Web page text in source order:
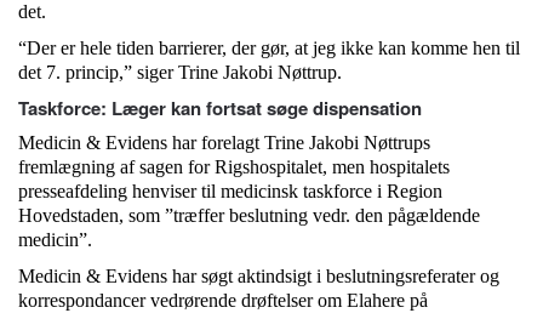
det.
“Der er hele tiden barrierer, der gør, at jeg ikke kan komme hen til
det 7. princip,” siger Trine Jakobi Nøttrup.
Taskforce: Læger kan fortsat søge dispensation
Medicin & Evidens har forelagt Trine Jakobi Nøttrups
fremlægning af sagen for Rigshospitalet, men hospitalets
presseafdeling henviser til medicinsk taskforce i Region
Hovedstaden, som ”træffer beslutning vedr. den pågældende
medicin”.
Medicin & Evidens har søgt aktindsigt i beslutningsreferater og
korrespondancer vedrørende drøftelser om Elahere på